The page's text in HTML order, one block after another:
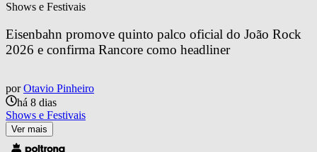
Shows e Festivais
Eisenbahn promove quinto palco oficial do João Rock
2026 e confirma Rancore como headliner
por Otavio Pinheiro
há 8 dias
Shows e Festivais
Ver mais